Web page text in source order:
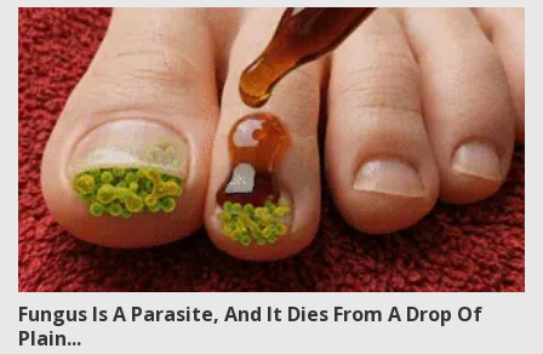
Fungus Is A Parasite, And It Dies From A Drop Of
Plain...